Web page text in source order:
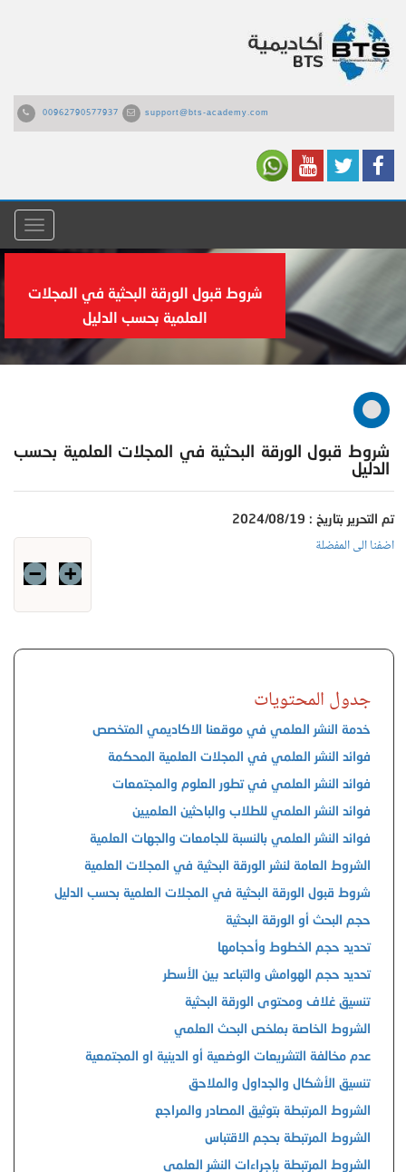
00962790577937 support@bts-academy.com
القائمة
شروط قبول الورقة البحثية في المجلات
العلمية بحسب الدليل‎
شروط قبول الورقة البحثية في المجلات العلمية بحسب
الدليل‎
تم التحرير بتاريخ : 2024/08/19
اضفنا الى المفضلة
جدول المحتويات
خدمة النشر العلمي في موقعنا الاكاديمي المتخصص
فوائد النشر العلمي في المجلات العلمية المحكمة
فوائد النشر العلمي في تطور العلوم والمجتمعات
فوائد النشر العلمي للطلاب والباحثين العلميين
فوائد النشر العلمي بالنسبة للجامعات والجهات العلمية
الشروط العامة لنشر الورقة البحثية في المجلات العلمية
شروط قبول الورقة البحثية في المجلات العلمية بحسب الدليل
حجم البحث أو الورقة البحثية
تحديد حجم الخطوط وأحجامها
تحديد حجم الهوامش والتباعد بين الأسطر
تنسيق غلاف ومحتوى الورقة البحثية
الشروط الخاصة بملخص البحث العلمي
عدم مخالفة التشريعات الوضعية أو الدينية او المجتمعية
تنسيق الأشكال والجداول والملاحق
الشروط المرتبطة بتوثيق المصادر والمراجع
الشروط المرتبطة بحجم الاقتباس
الشروط المرتبطة بإجراءات النشر العلمي